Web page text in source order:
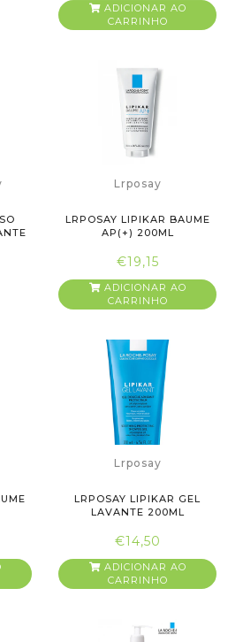
ADICIONAR AO
CARRINHO
Lrposay
LRPOSAY LIPIKAR BAUME
AP(+) 200ML
€19,15
ADICIONAR AO
CARRINHO
Lrposay
LRPOSAY LIPIKAR GEL
LAVANTE 200ML
€14,50
ADICIONAR AO
CARRINHO